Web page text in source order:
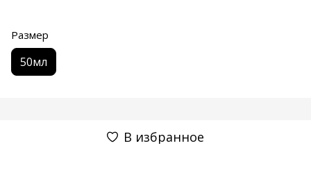
Размер
50мл
В избранное